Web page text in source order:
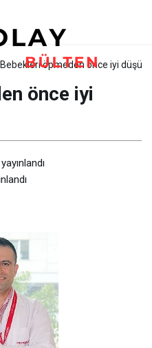
Bebekleri öpmeden önce iyi
önce iyi
kadınlarda ve
Paylaş